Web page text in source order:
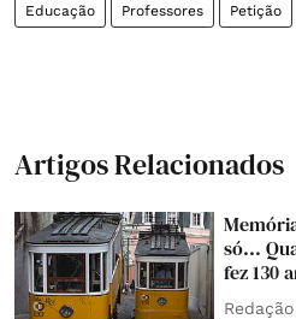
Educação Professores Petição
Artigos Relacionados
só...
fez 130